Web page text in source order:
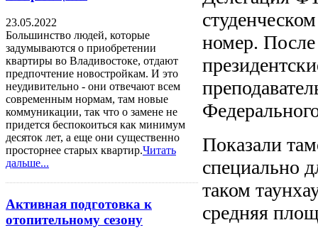
23.05.2022
Большинство людей, которые
задумываются о приобретении
квартиры во Владивостоке, отдают
предпочтение новостройкам. И это
неудивительно - они отвечают всем
современным нормам, там новые
коммуникации, так что о замене не
придется беспокоиться как минимум
десяток лет, а еще они существенно
просторнее старых квартир.Читать
дальше...
Активная подготовка к
отопительному сезону
номер.
Показали
специально
таком
средняя